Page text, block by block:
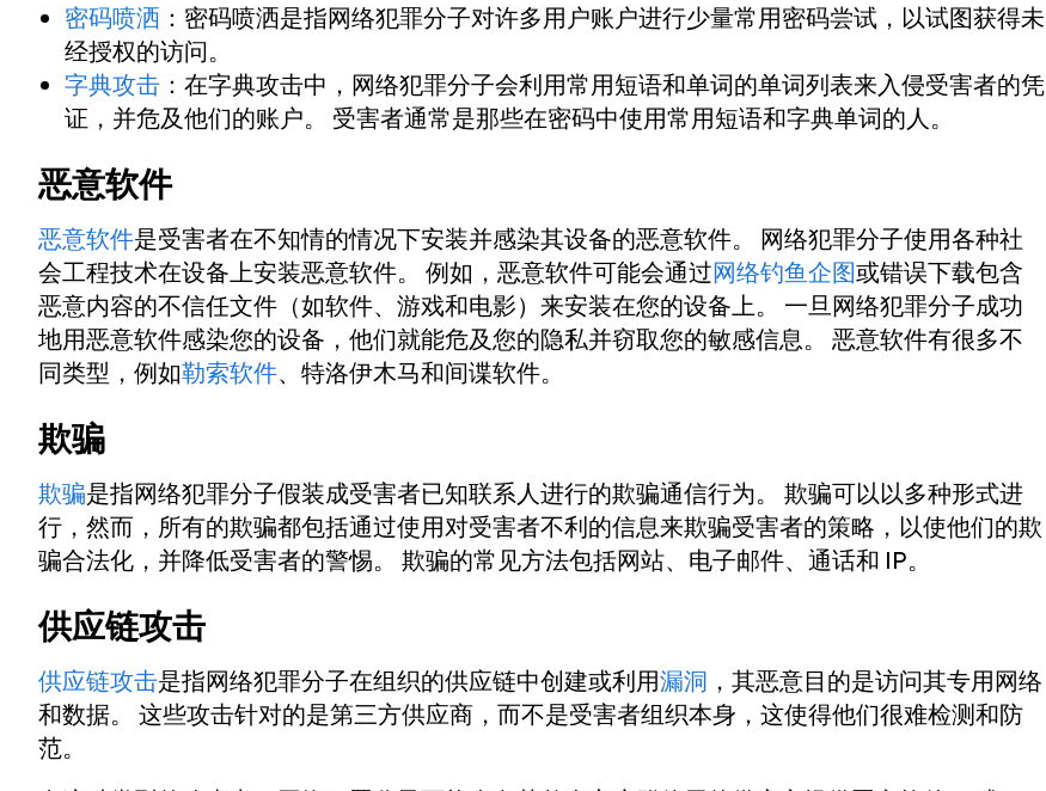
密码喷洒 ：密码喷洒是指网络犯罪分子对许多用户账户进行少量常用密码尝试，以试图获得未
经授权的访问。
字典攻击 ：在字典攻击中，网络犯罪分子会利用常用短语和单词的单词列表来入侵受害者的凭
证，并危及他们的账户。 受害者通常是那些在密码中使用常用短语和字典单词的人。
恶意软件
恶意软件是受害者在不知情的情况下安装并感染其设备的恶意软件。 网络犯罪分子使用各种社
会工程技术在设备上安装恶意软件。 例如，恶意软件可能会通过网络钓鱼企图或错误下载包含
恶意内容的不信任文件（如软件、游戏和电影）来安装在您的设备上。 一旦网络犯罪分子成功
地用恶意软件感染您的设备，他们就能危及您的隐私并窃取您的敏感信息。 恶意软件有很多不
同类型，例如勒索软件、特洛伊木马和间谍软件。
欺骗
欺骗是指网络犯罪分子假装成受害者已知联系人进行的欺骗通信行为。 欺骗可以以多种形式进
行，然而，所有的欺骗都包括通过使用对受害者不利的信息来欺骗受害者的策略，以使他们的欺
骗合法化，并降低受害者的警惕。 欺骗的常见方法包括网站、电子邮件、通话和 IP。
供应链攻击
供应链攻击是指网络犯罪分子在组织的供应链中创建或利用漏洞 ，其恶意目的是访问其专用网络
和数据。 这些攻击针对的是第三方供应商，而不是受害者组织本身，这使得他们很难检测和防
范。